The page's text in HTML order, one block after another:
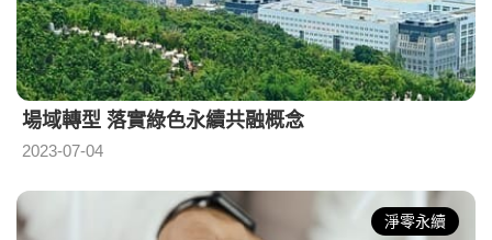
場域轉型 落實綠色永續共融概念
2023-07-04
淨零永續